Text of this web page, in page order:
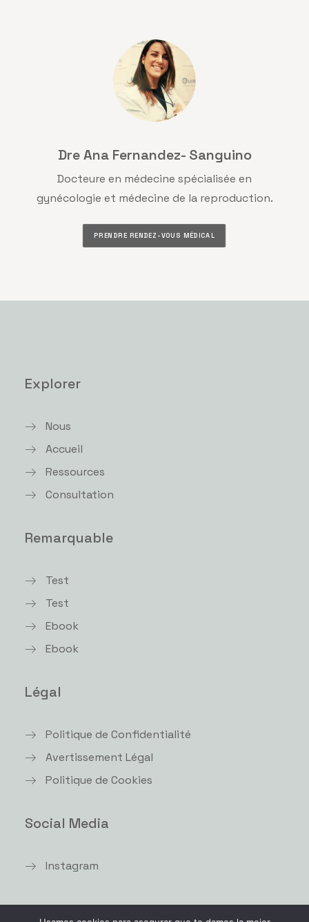
Dre Ana Fernandez- Sanguino
Docteure en médecine spécialisée en
gynécologie et médecine de la reproduction.
PRENDRE RENDEZ-VOUS MÉDICAL
Explorer
Nous
Accueil
Ressources
Consultation
Remarquable
Test
Test
Ebook
Ebook
Légal
Politique de Confidentialité
Avertissement Légal
Politique de Cookies
Social Media
Instagram